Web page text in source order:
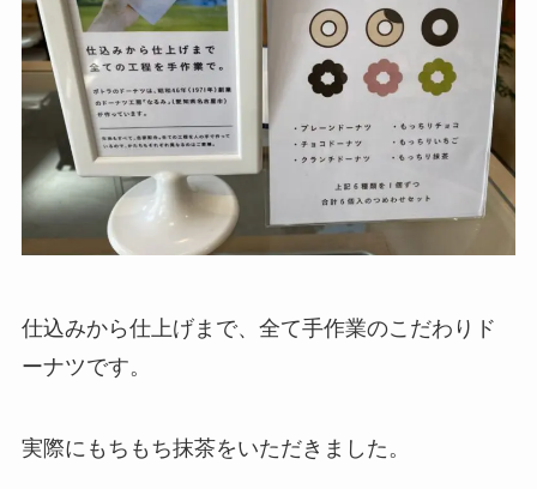
仕込みから仕上げまで、全て手作業のこだわりド
ーナツです。
実際にもちもち抹茶をいただきました。